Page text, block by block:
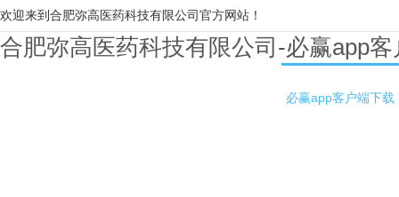
欢迎来到合肥弥高医药科技有限公司官方网站！
合肥弥高医药科技有限公司-必赢app
必赢app客户端下载